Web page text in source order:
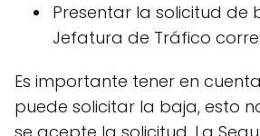
Presentar la solicitud de
Jefatura de Tráfico
Es importante tener en
puede solicitar la baja, esto